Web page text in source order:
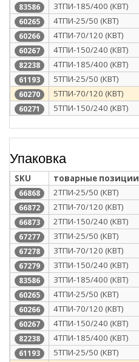
83586 3ТПИ-185/400 (КВТ)
60265 4ТПИ-25/50 (КВТ)
60266 4ТПИ-70/120 (КВТ)
60267 4ТПИ-150/240 (КВТ)
82238 4ТПИ-185/400 (КВТ)
61193 5ТПИ-25/50 (КВТ)
60270 5ТПИ-70/120 (КВТ)
60271 5ТПИ-150/240 (КВТ)
Упаковка
SKU товарные позиции
66868 2ТПИ-25/50 (КВТ)
66872 2ТПИ-70/120 (КВТ)
66873 2ТПИ-150/240 (КВТ)
67277 3ТПИ-25/50 (КВТ)
67278 3ТПИ-70/120 (КВТ)
67279 3ТПИ-150/240 (КВТ)
83586 3ТПИ-185/400 (КВТ)
60265 4ТПИ-25/50 (КВТ)
60266 4ТПИ-70/120 (КВТ)
60267 4ТПИ-150/240 (КВТ)
82238 4ТПИ-185/400 (КВТ)
61193 5ТПИ-25/50 (КВТ)